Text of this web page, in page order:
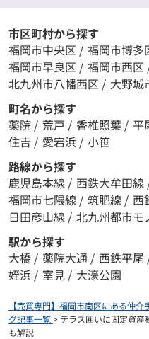
市区町村から探す
福岡市中央区 / 福岡市博多
福岡市早良区 / 福岡市西区
北九州市八幡西区 / 大野城
町名から探す
薬院 / 荒戸 / 香椎照葉 / 平
住吉 / 愛宕浜 / 小笹
路線から探す
鹿児島本線 / 西鉄大牟田線
福岡市七隈線 / 筑肥線 / 西
日田彦山線 / 北九州都市モ
駅から探す
大橋 / 薬院大通 / 西鉄平尾
姪浜 / 室見 / 大濠公園
【売買専門】福岡市南区にある仲
グ記事一覧> テラス囲いに固定資産
も解説